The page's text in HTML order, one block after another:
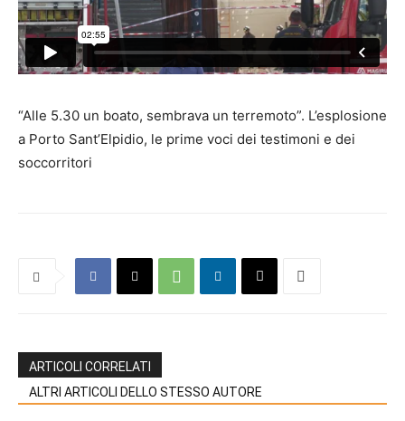
“Alle 5.30 un boato, sembrava un terremoto”. L’esplosione
a Porto Sant’Elpidio, le prime voci dei testimoni e dei
soccorritori
ARTICOLI CORRELATI
ALTRI ARTICOLI DELLO STESSO AUTORE